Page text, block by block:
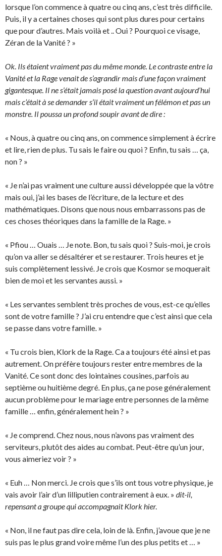
lorsque l’on commence à quatre ou cinq ans, c’est très difficile.
Puis, il y a certaines choses qui sont plus dures pour certains
que pour d’autres. Mais voilà et .. Oui ? Pourquoi ce visage,
Zéran de la Vanité ? »
Ok. Ils étaient vraiment pas du même monde. Le contraste entre la
Vanité et la Rage venait de s’agrandir mais d’une façon vraiment
gigantesque. Il ne s’était jamais posé la question avant aujourd’hui
mais c’était à se demander s’il était vraiment un félémon et pas un
monstre. Il poussa un profond soupir avant de dire :
« Nous, à quatre ou cinq ans, on commence simplement à écrire
et lire, rien de plus. Tu sais le faire ou quoi ? Enfin, tu sais … ça,
non ? »
« Je n’ai pas vraiment une culture aussi développée que la vôtre
mais oui, j’ai les bases de l’écriture, de la lecture et des
mathématiques. Disons que nous nous embarrassons pas de
ces choses théoriques dans la famille de la Rage. »
« Pfiou … Ouais … Je note. Bon, tu sais quoi ? Suis-moi, je crois
qu’on va aller se désaltérer et se restaurer. Trois heures et je
suis complètement lessivé. Je crois que Kosmor se moquerait
bien de moi et les servantes aussi. »
« Les servantes semblent très proches de vous, est-ce qu’elles
sont de votre famille ? J’ai cru entendre que c’est ainsi que cela
se passe dans votre famille. »
« Tu crois bien, Klork de la Rage. Ca a toujours été ainsi et pas
autrement. On préfère toujours rester entre membres de la
Vanité. Ce sont donc des lointaines cousines, parfois au
septième ou huitième degré. En plus, ça ne pose généralement
aucun problème pour le mariage entre personnes de la même
famille … enfin, généralement hein ? »
« Je comprend. Chez nous, nous n’avons pas vraiment des
serviteurs, plutôt des aides au combat. Peut-être qu’un jour,
vous aimeriez voir ? »
« Euh … Non merci. Je crois que s’ils ont tous votre physique, je
vais avoir l’air d’un lilliputien contrairement à eux. » dit-il,
repensant a groupe qui accompagnait Klork hier.
« Non, il ne faut pas dire cela, loin de là. Enfin, j’avoue que je ne
suis pas le plus grand voire même l’un des plus petits et … »